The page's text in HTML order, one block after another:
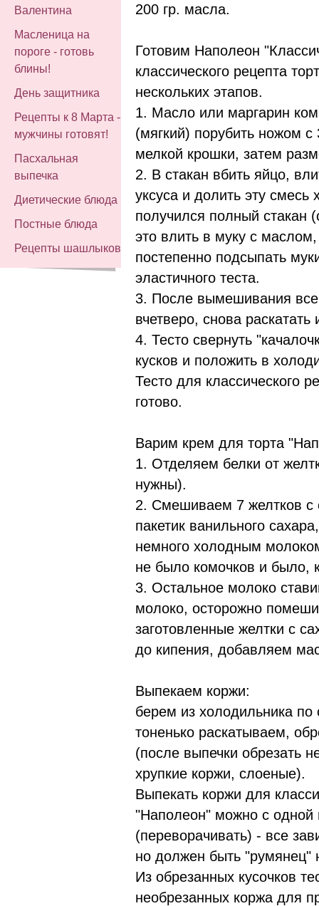
Валентина
Масленица на
пороге - готовь
блины!
День защитника
Рецепты к 8 Марта -
мужчины готовят!
Пасхальная
выпечка
Диетические блюда
Постные блюда
Рецепты шашлыков
200 гр. масла.
Готовим Наполеон
классического рецепта
нескольких этапов.
1. Масло или маргарин
(мягкий) порубить ножом
мелкой крошки, затем
2. В стакан вбить яйцо,
уксуса и долить эту
получился полный стакан
это влить в муку с
постепенно подсыпать
эластичного теста.
3. После вымешивания все
вчетверо, снова раскатать
4. Тесто свернуть
кусков и положить в
Тесто для классического
готово.
Варим крем для торта
1. Отделяем белки от
нужны).
2. Смешиваем 7 желтков с
пакетик ванильного
немного холодным
не было комочков и было,
3. Остальное молоко
молоко, осторожно
заготовленные желтки с
до кипения, добавляем
Выпекаем коржи:
берем из холодильника
тоненько раскатываем,
(после выпечки обрезать
хрупкие коржи, слоеные).
Выпекать коржи для
"Наполеон" можно с одной
(переворачивать) - все
но должен быть "румянец"
Из обрезанных кусочков
необрезанных коржа для